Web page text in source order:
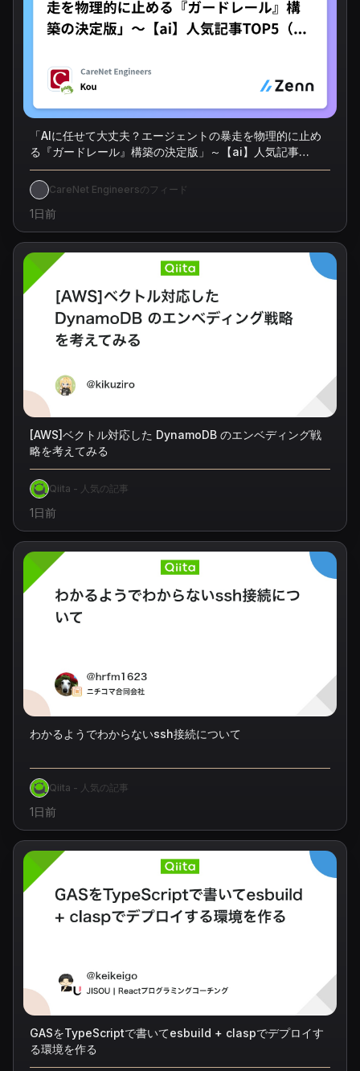
「AIに任せて大丈夫？エージェントの暴走を物理的に止め
る『ガードレール』構築の決定版」～【ai】人気記事
TOP5（2026/08/02）
CareNet Engineersのフィード
1日前
[AWS]ベクトル対応した DynamoDB のエンベディング戦
略を考えてみる
Qiita - 人気の記事
1日前
わかるようでわからないssh接続について
Qiita - 人気の記事
1日前
GASをTypeScriptで書いてesbuild + claspでデプロイす
る環境を作る